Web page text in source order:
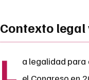
Contexto
L a legalidad